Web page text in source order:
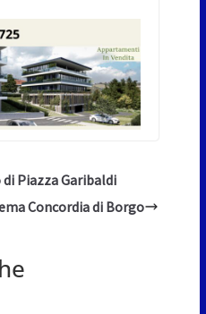
Piazza Garibaldi
Concordia di Borgo